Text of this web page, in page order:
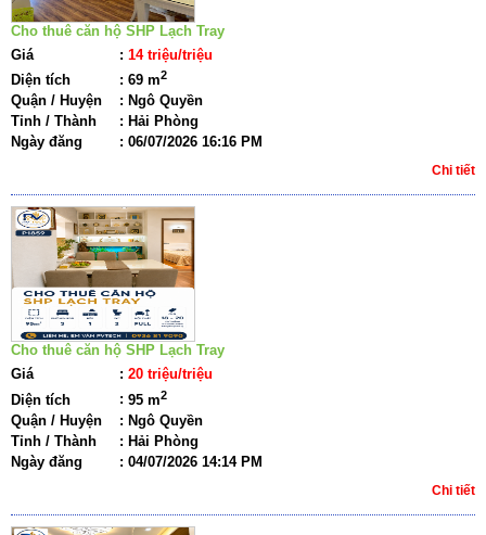
Cho thuê căn hộ SHP Lạch Tray
Giá
: 14 triệu/triệu
Diện tích
: 69 m2
Quận / Huyện : Ngô Quyền
Tỉnh / Thành
: Hải Phòng
Ngày đăng
: 06/07/2026 16:16 PM
Chi tiết
Cho thuê căn hộ SHP Lạch Tray
Giá
: 20 triệu/triệu
Diện tích
: 95 m2
Quận / Huyện : Ngô Quyền
Tỉnh / Thành
: Hải Phòng
Ngày đăng
: 04/07/2026 14:14 PM
Chi tiết